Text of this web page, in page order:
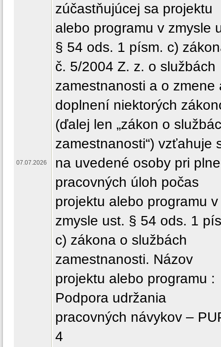
07.07.2026
zúčastňujúcej sa projektu
alebo programu v zmysle
§ 54 ods. 1 písm. c)
č. 5/2004 Z. z. o službách
zamestnanosti a o zmene
doplnení niektorých
(ďalej len „zákon o
zamestnanosti“) vzťahuje
na uvedené osoby pri
pracovných úloh počas
projektu alebo programu v
zmysle ust. § 54 ods. 1
c) zákona o službách
zamestnanosti. Názov
projektu alebo programu :
Podpora udržania
pracovných návykov –
4